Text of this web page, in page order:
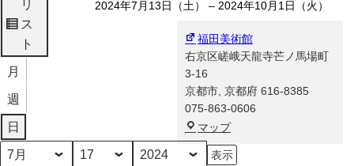
つ
ん
2024年7月13日（土）
– 2024年10月1日（火）
福田美術館
右京区嵯峨天龍寺芒ノ馬場町
3-16
京都市 京都府 616-8385
075-863-0606
マップ福
田
美
リ
ス
ト
表
月
週
日
月
日
年